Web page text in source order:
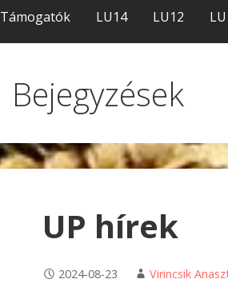
Támogatók LU14 LU12
Bejegyzések
UP hírek
2024-08-23 Virincsik